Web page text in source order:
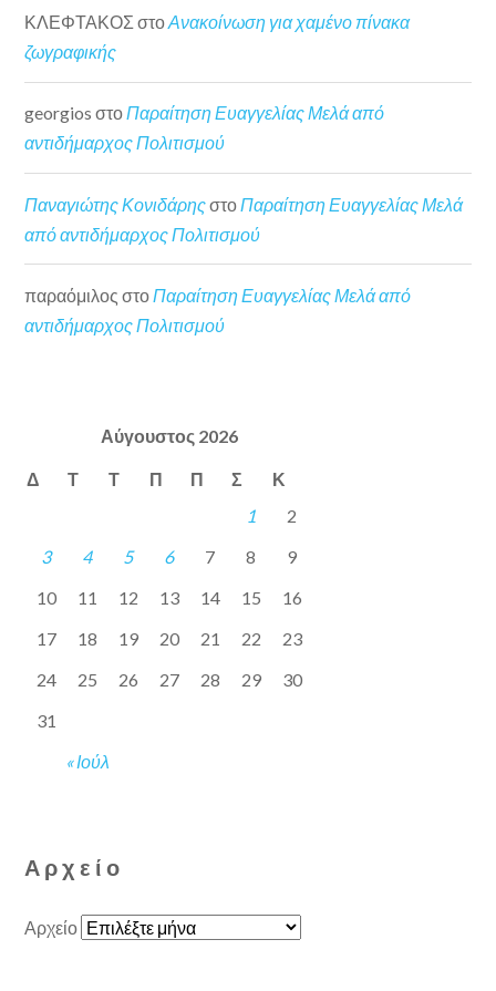
ΚΛΕΦΤΑΚΟΣ στοΑνακοίνωση για χαμένο πίνακα
ζωγραφικής
georgios στοΠαραίτηση Ευαγγελίας Μελά από
αντιδήμαρχος Πολιτισμού
Παναγιώτης Κονιδάρηςστο Παραίτηση Ευαγγελίας Μελά
από αντιδήμαρχος Πολιτισμού
παραόμιλος στοΠαραίτηση Ευαγγελίας Μελά από
αντιδήμαρχος Πολιτισμού
Αύγουστος 2026
Δ Τ Τ Π Π Σ Κ
« Ιούλ
1
2
3
4 5 6 7 8
9
10
11 12 13 14 15
16
17
18 19 20 21 22
23
24
25 26 27 28 29
30
31
Αρχείο
Αρχείο